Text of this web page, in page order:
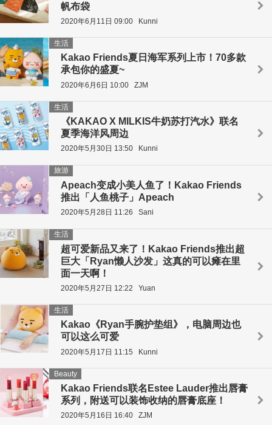
帆布袋
2020年6月11日 09:00 Kunni
Kakao Friends夏日海军系列上市！70多款
承包你的盛夏~
生活
2020年6月6日 10:00 ZJM
《KAKAO X MILKIS牛奶苏打汽水》联名
夏季海洋风周边
生活
2020年5月30日 13:50 Kunni
Apeach变成小美人鱼了！Kakao Friends
推出「人鱼桃子」Apeach
旅游
2020年5月28日 11:26 Sani
超可爱新品又来了！Kakao Friends推出超
巨大「Ryan懒人沙发」这真的可以瘫在里
面一天啊！
生活
2020年5月27日 12:22 Yuan
Kakao《Ryan手腕护垫组》，电脑周边也
可以这么可爱
生活
2020年5月17日 11:15 Kunni
Kakao Friends联名Estee Lauder推出唇膏
系列，附送可以装饰收纳的唇膏底座！
Beauty
2020年5月16日 16:40 ZJM